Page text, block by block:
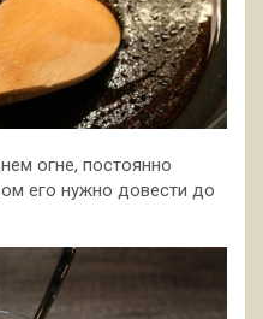
огне, постоянно
его нужно довести до